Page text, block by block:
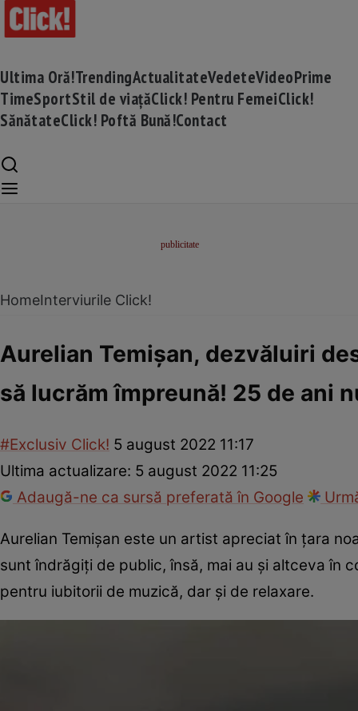
Ultima Oră!TrendingActualitateVedeteVideoPrime
TimeSportStil de viațăClick! Pentru FemeiClick!
SănătateClick! Poftă Bună!Contact
HomeInterviurile Click!
Aurelian Temișan, dezvăluiri
să lucrăm împreună! 25 de ani
#Exclusiv Click! 5 august 2022 11:17
Ultima actualizare: 5 august 2022 11:25
Adaugă-ne ca sursă preferată în Google
Aurelian Temișan este un artist apreciat în țara
sunt îndrăgiți de public, însă, mai au și altceva în
pentru iubitorii de muzică, dar și de relaxare.